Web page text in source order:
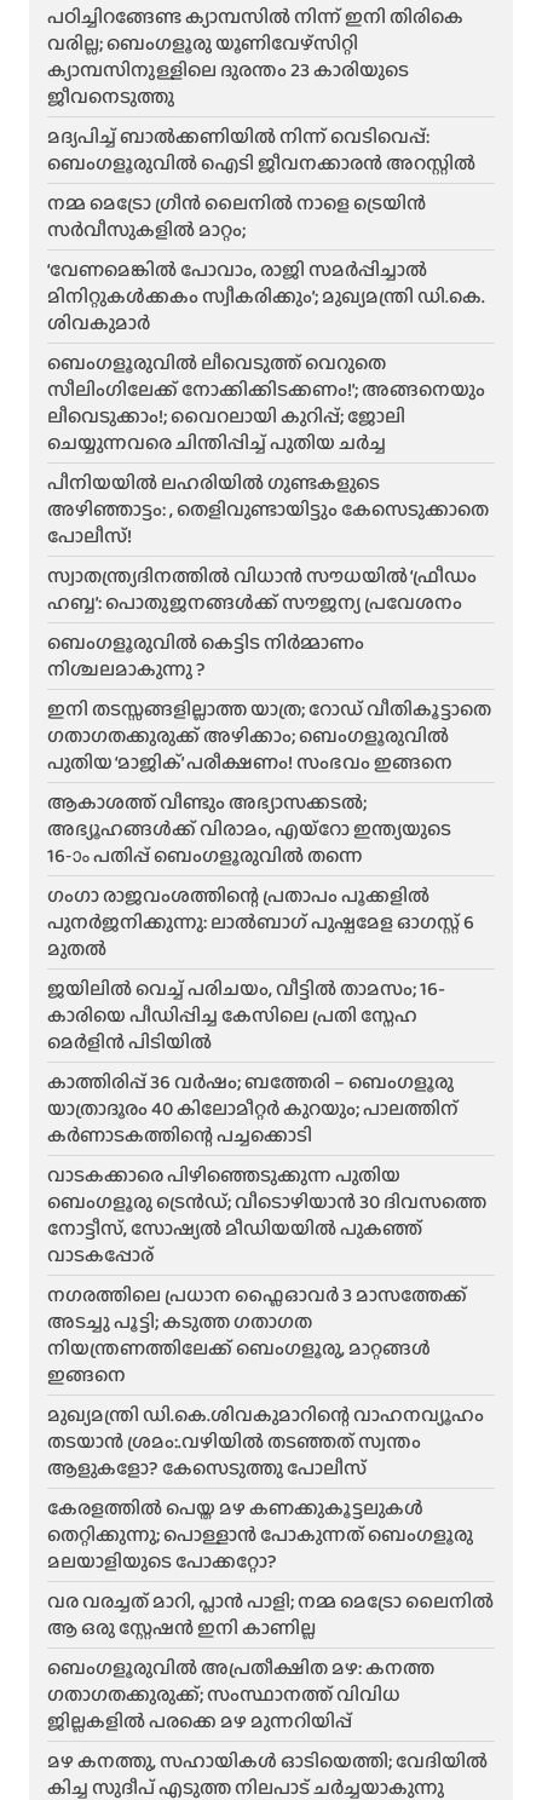
പഠിച്ചിറങ്ങേണ്ട ക്യാമ്പസിൽ നിന്ന് ഇനി തിരികെ
വരില്ല; ബെംഗളൂരു യൂണിവേഴ്സിറ്റി
ക്യാമ്പസിനുള്ളിലെ ദുരന്തം 23 കാരിയുടെ
ജീവനെടുത്തു
മദ്യപിച്ച് ബാൽക്കണിയിൽ നിന്ന് വെടിവെപ്പ്:
ബെംഗളൂരുവിൽ ഐടി ജീവനക്കാരൻ അറസ്റ്റിൽ
നമ്മ മെട്രോ ഗ്രീൻ ലൈനിൽ നാളെ ട്രെയിൻ
സർവീസുകളിൽ മാറ്റം;
‘വേണമെങ്കിൽ പോവാം, രാജി സമർപ്പിച്ചാൽ
മിനിറ്റുകൾക്കകം സ്വീകരിക്കും’; മുഖ്യമന്ത്രി ഡി.കെ.
ശിവകുമാർ
ബെം​ഗളൂരുവിൽ ലീവെടുത്ത് വെറുതെ
സീലിംഗിലേക്ക് നോക്കിക്കിടക്കണം!’; അങ്ങനെയും
ലീവെടുക്കാം!; വൈറലായി കുറിപ്പ്; ജോലി
ചെയ്യുന്നവരെ ചിന്തിപ്പിച്ച് പുതിയ ചർച്ച
പീനിയയിൽ ലഹരിയിൽ ഗുണ്ടകളുടെ
അഴിഞ്ഞാട്ടം: , തെളിവുണ്ടായിട്ടും കേസെടുക്കാതെ
പോലീസ്!
സ്വാതന്ത്ര്യദിനത്തിൽ വിധാൻ സൗധയിൽ ‘ഫ്രീഡം
ഹബ്ബ’: പൊതുജനങ്ങൾക്ക് സൗജന്യ പ്രവേശനം
ബെംഗളൂരുവിൽ കെട്ടിട നിർമ്മാണം
നിശ്ചലമാകുന്നു ?
ഇനി തടസ്സങ്ങളില്ലാത്ത യാത്ര; റോഡ് വീതികൂട്ടാതെ
ഗതാഗതക്കുരുക്ക് അഴിക്കാം; ബെംഗളൂരുവിൽ
പുതിയ ‘മാജിക്’ പരീക്ഷണം! സംഭവം ഇങ്ങനെ
ആകാശത്ത് വീണ്ടും അഭ്യാസക്കടൽ;
അഭ്യൂഹങ്ങൾക്ക് വിരാമം, എയ്റോ ഇന്ത്യയുടെ
16-ാം പതിപ്പ് ബെംഗളൂരുവിൽ തന്നെ
ഗംഗാ രാജവംശത്തിന്റെ പ്രതാപം പൂക്കളിൽ
പുനർജനിക്കുന്നു: ലാൽബാഗ് പുഷ്പമേള ഓഗസ്റ്റ് 6
മുതൽ
ജയിലിൽ വെച്ച് പരിചയം, വീട്ടിൽ താമസം; 16-
കാരിയെ പീഡിപ്പിച്ച കേസിലെ പ്രതി സ്നേഹ
മെർളിൻ പിടിയിൽ
കാത്തിരിപ്പ് 36 വർഷം; ബത്തേരി – ബെംഗളൂരു
യാത്രാദൂരം 40 കിലോമീറ്റർ കുറയും; പാലത്തിന്
കർണാടകത്തിന്റെ പച്ചക്കൊടി
വാടകക്കാരെ പിഴിഞ്ഞെടുക്കുന്ന പുതിയ
ബെംഗളൂരു ട്രെൻഡ്; വീടൊഴിയാൻ 30 ദിവസത്തെ
നോട്ടീസ്, സോഷ്യൽ മീഡിയയിൽ പുകഞ്ഞ്
വാടകപ്പോര്
ന​ഗരത്തിലെ പ്രധാന ഫ്ലൈഓവർ 3 മാസത്തേക്ക്
അടച്ചു പൂട്ടി; കടുത്ത ഗതാഗത
നിയന്ത്രണത്തിലേക്ക് ബെംഗളൂരു, മാറ്റങ്ങൾ
ഇങ്ങനെ
മുഖ്യമന്ത്രി ഡി.കെ.ശിവകുമാറിന്റെ വാഹനവ്യൂഹം
തടയാൻ ശ്രമം:.വഴിയിൽ തടഞ്ഞത് സ്വന്തം
ആളുകളോ? കേസെടുത്തു പോലീസ്
കേരളത്തിൽ പെയ്ത മഴ കണക്കുകൂട്ടലുകൾ
തെറ്റിക്കുന്നു; പൊള്ളാൻ പോകുന്നത് ബെംഗളൂരു
മലയാളിയുടെ പോക്കറ്റോ?
വര വരച്ചത് മാറി, പ്ലാൻ പാളി; നമ്മ മെട്രോ ലൈനിൽ
ആ ഒരു സ്റ്റേഷൻ ഇനി കാണില്ല
ബെംഗളൂരുവിൽ അപ്രതീക്ഷിത മഴ: കനത്ത
ഗതാഗതക്കുരുക്ക്; സംസ്ഥാനത്ത് വിവിധ
ജില്ലകളിൽ പരക്കെ മഴ മുന്നറിയിപ്പ്
മഴ കനത്തു, സഹായികൾ ഓടിയെത്തി; വേദിയിൽ
കിച്ച സുദീപ് എടുത്ത നിലപാട് ചർച്ചയാകുന്നു